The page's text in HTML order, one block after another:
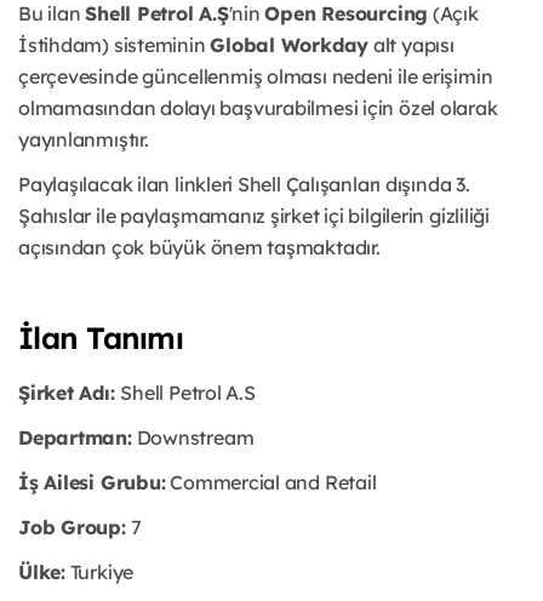
Bu ilanShell Petrol A.Ş'ninOpen Resourcing (Açık
İstihdam) sistemininGlobal Workday alt yapısı
çerçevesinde güncellenmiş olması nedeni ile erişimin
olmamasından dolayı başvurabilmesi için özel olarak
yayınlanmıştır.
Paylaşılacak ilan linkleri Shell Çalışanları dışında 3.
Şahıslar ile paylaşmamanız şirket içi bilgilerin gizliliği
açısından çok büyük önem taşmaktadır.
İlan Tanımı
Şirket Adı: Shell Petrol A.S
Departman:Downstream
İş Ailesi Grubu:Commercial and Retail
Job Group:7
Ülke:Turkiye